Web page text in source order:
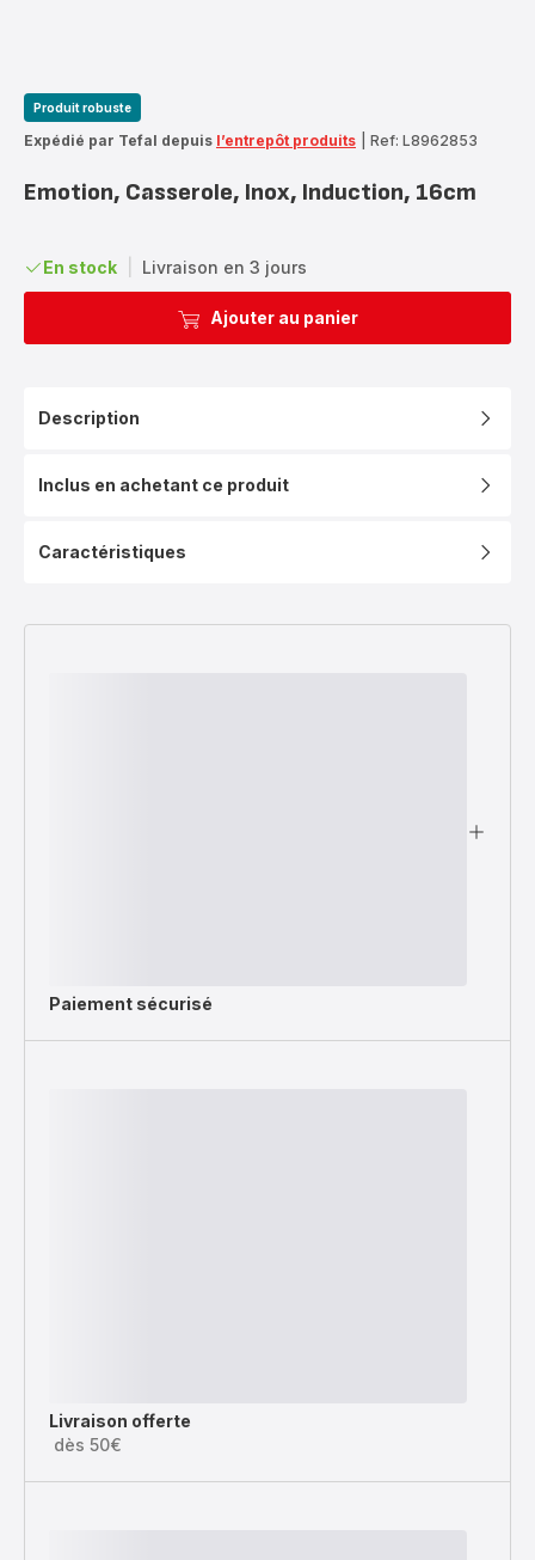
Produit robuste
Expédié par Tefal depuis l’entrepôt produits Ref: L8962853
Emotion, Casserole, Inox, Induction, 16cm
En stock Livraison en 3 jours
Ajouter au panier
Description
Inclus en achetant ce produit
Caractéristiques
Paiement sécurisé
Livraison offerte
dès 50€